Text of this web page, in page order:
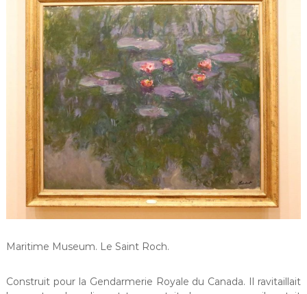
Maritime Museum. Le Saint Roch.
Construit pour la Gendarmerie Royale du Canada. Il ravitaillait